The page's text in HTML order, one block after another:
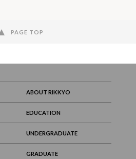
PAGE TOP